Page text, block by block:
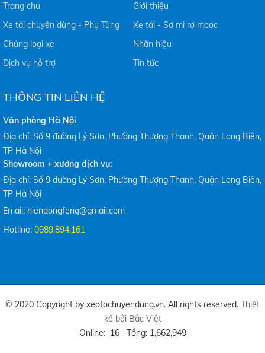
Trang chủ
Giới thiệu
Xe tải chuyên dùng - Phụ Tùng
Xe tải - Sơ mi rơ mooc
Chủng loại xe
Nhãn hiệu
Dịch vụ hỗ trợ
Tin tức
THÔNG TIN LIÊN HỆ
Văn phòng Hà Nội
Địa chỉ: Số 9 đường Lý Sơn, Phường Thượng Thanh, Quận Long Biên,
TP Hà Nội
Showroom + xưởng dịch vụ:
Địa chỉ: Số 9 đường Lý Sơn, Phường Thượng Thanh, Quận Long Biên,
TP Hà Nội
Email: hiendongfeng@gmail.com
Hotline: 0989.894.161
© 2020 Copyright by xeotochuyendung.vn. All rights reserved. Thiết
kế bởi Bắc Việt
Online: 16 Tổng: 1,662,949